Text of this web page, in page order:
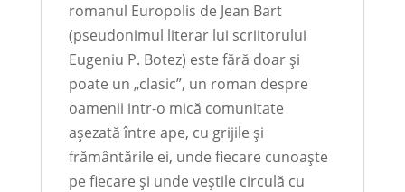
romanul Europolis de Jean Bart
(pseudonimul literar lui scriitorului
Eugeniu P. Botez) este fără doar și
poate un „clasic”, un roman despre
oamenii intr-o mică comunitate
așezată între ape, cu grijile și
frământările ei, unde fiecare cunoaște
pe fiecare și unde veștile circulă cu